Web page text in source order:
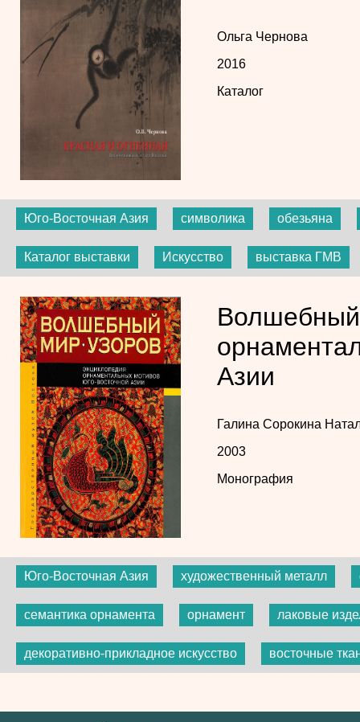
Ольга Чернова
2016
Каталог
Юго-Восточная Азия символика обезьяна
Каталог выставки Искусство выставка ГМВ
Волшебный
Азии
Галина Сорокина
2003
Монография
Юго-Восточная Азия художественный металл
семантика орнамента орнамент лаковые
декоративно-прикладное искусство восточные